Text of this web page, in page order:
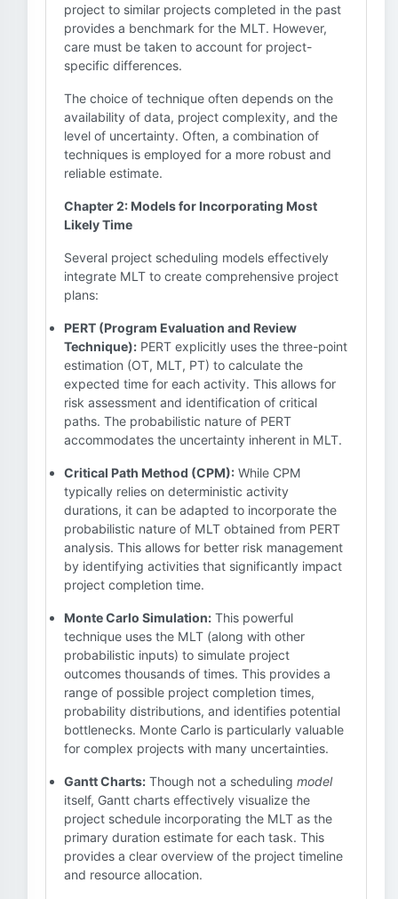
project to similar projects completed in the past
provides a benchmark for the MLT. However,
care must be taken to account for project-
specific differences.
The choice of technique often depends on the
availability of data, project complexity, and the
level of uncertainty. Often, a combination of
techniques is employed for a more robust and
reliable estimate.
Chapter 2: Models for Incorporating Most
Likely Time
Several project scheduling models effectively
integrate MLT to create comprehensive project
plans:
PERT (Program Evaluation and Review
Technique): PERT explicitly uses the three-point
estimation (OT, MLT, PT) to calculate the
expected time for each activity. This allows for
risk assessment and identification of critical
paths. The probabilistic nature of PERT
accommodates the uncertainty inherent in MLT.
Critical Path Method (CPM): While CPM
typically relies on deterministic activity
durations, it can be adapted to incorporate the
probabilistic nature of MLT obtained from PERT
analysis. This allows for better risk management
by identifying activities that significantly impact
project completion time.
Monte Carlo Simulation: This powerful
technique uses the MLT (along with other
probabilistic inputs) to simulate project
outcomes thousands of times. This provides a
range of possible project completion times,
probability distributions, and identifies potential
bottlenecks. Monte Carlo is particularly valuable
for complex projects with many uncertainties.
Gantt Charts: Though not a scheduling model
itself, Gantt charts effectively visualize the
project schedule incorporating the MLT as the
primary duration estimate for each task. This
provides a clear overview of the project timeline
and resource allocation.